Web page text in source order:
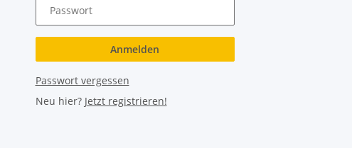
Passwort
Anmelden
Passwort vergessen
Neu hier? Jetzt registrieren!